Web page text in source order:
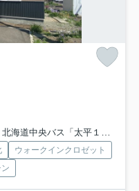
「太平１１条４丁目」 停歩4分
ウォークインクロゼット